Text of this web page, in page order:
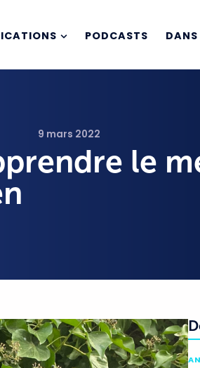
PODCASTS DANS
9 mars 2022
le